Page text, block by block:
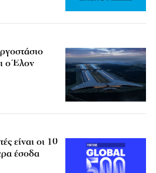
ο Έλον
είναι οι 10
έσοδα